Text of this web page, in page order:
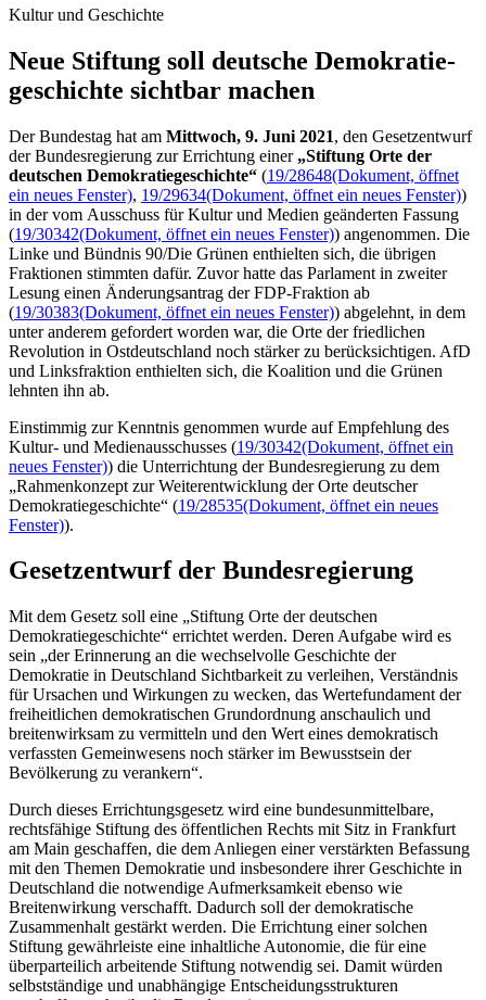
Kultur und Geschichte
Neue Stiftung soll deutsche Demokratie­
geschichte sichtbar machen
Der Bundestag hat am Mittwoch, 9. Juni 2021, den Gesetzentwurf
der Bundesregierung zur Errichtung einer „Stiftung Orte der
deutschen Demokratiegeschichte“ (19/28648(Dokument, öffnet
ein neues Fenster), 19/29634(Dokument, öffnet ein neues Fenster))
in der vom Ausschuss für Kultur und Medien geänderten Fassung
(19/30342(Dokument, öffnet ein neues Fenster)) angenommen. Die
Linke und Bündnis 90/Die Grünen enthielten sich, die übrigen
Fraktionen stimmten dafür. Zuvor hatte das Parlament in zweiter
Lesung einen Änderungsantrag der FDP-Fraktion ab
(19/30383(Dokument, öffnet ein neues Fenster)) abgelehnt, in dem
unter anderem gefordert worden war, die Orte der friedlichen
Revolution in Ostdeutschland noch stärker zu berücksichtigen. AfD
und Linksfraktion enthielten sich, die Koalition und die Grünen
lehnten ihn ab.
Einstimmig zur Kenntnis genommen wurde auf Empfehlung des
Kultur- und Medienausschusses (19/30342(Dokument, öffnet ein
neues Fenster)) die Unterrichtung der Bundesregierung zu dem
„Rahmenkonzept zur Weiterentwicklung der Orte deutscher
Demokratiegeschichte“ (19/28535(Dokument, öffnet ein neues
Fenster)).
Gesetzentwurf der Bundesregierung
Mit dem Gesetz soll eine „Stiftung Orte der deutschen
Demokratiegeschichte“ errichtet werden. Deren Aufgabe wird es
sein „der Erinnerung an die wechselvolle Geschichte der
Demokratie in Deutschland Sichtbarkeit zu verleihen, Verständnis
für Ursachen und Wirkungen zu wecken, das Wertefundament der
freiheitlichen demokratischen Grundordnung anschaulich und
breitenwirksam zu vermitteln und den Wert eines demokratisch
verfassten Gemeinwesens noch stärker im Bewusstsein der
Bevölkerung zu verankern“.
Durch dieses Errichtungsgesetz wird eine bundesunmittelbare,
rechtsfähige Stiftung des öffentlichen Rechts mit Sitz in Frankfurt
am Main geschaffen, die dem Anliegen einer verstärkten Befassung
mit den Themen Demokratie und insbesondere ihrer Geschichte in
Deutschland die notwendige Aufmerksamkeit ebenso wie
Breitenwirkung verschafft. Dadurch soll der demokratische
Zusammenhalt gestärkt werden. Die Errichtung einer solchen
Stiftung gewährleiste eine inhaltliche Autonomie, die für eine
überparteilich arbeitende Stiftung notwendig sei. Damit würden
selbstständige und unabhängige Entscheidungsstrukturen